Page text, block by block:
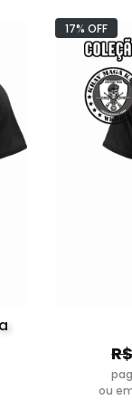
ou
17% OFF